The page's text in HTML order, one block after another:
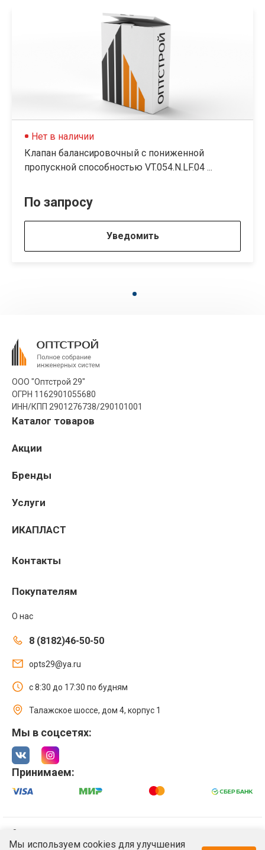
Нет в наличии
Клапан балансировочный c пониженной
пропускной способностью VT.054.N.LF.04 ...
По запросу
Уведомить
ООО "Оптстрой 29"
ОГРН 1162901055680
ИНН/КПП 2901276738/290101001
Каталог товаров
Акции
Бренды
Услуги
ИКАПЛАСТ
Контакты
Покупателям
О нас
8 (8182)46-50-50
opts29@ya.ru
с 8:30 до 17:30 по будням
Талажское шоссе, дом 4, корпус 1
Мы в соцсетях:
Принимаем:
Политика обработки персональных данных
Мы используем cookies для улучшения